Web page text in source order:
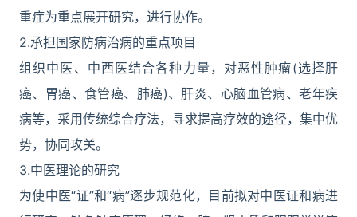
重症为重点展开研究，进行协作。
2.承担国家防病治病的重点项目
组织中医、中西医结合各种力量，对恶性肿瘤(选择肝
癌、胃癌、食管癌、肺癌)、肝炎、心脑血管病、老年疾
病等，采用传统综合疗法，寻求提高疗效的途径，集中优
势，协同攻关。
3.中医理论的研究
为使中医“证”和“病”逐步规范化，目前拟对中医证和病进